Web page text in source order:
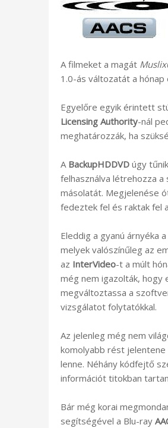
A filmeket a magát
1.0-ás változatát a
Egyelőre egyik érintett
Licensing Authority-nál
meghatározzák, ha
A BackupHDDVD úgy
felhasználva létrehozza
másolatát. Megjelenése
fedeztek fel és raktak fel a
Eleddig a gyanú árnyéka a
melyek valószínűleg az
az InterVideo-t a múlt
még nem igazolták, hogy
megváltoztassa a
vizsgálatot folytatókkal.
Az jelenleg még nem
komolyabb rést jelentene
lenne. Néhány kódfejtő
információt titokban
Bár még korai
segítségével a Blu-ray